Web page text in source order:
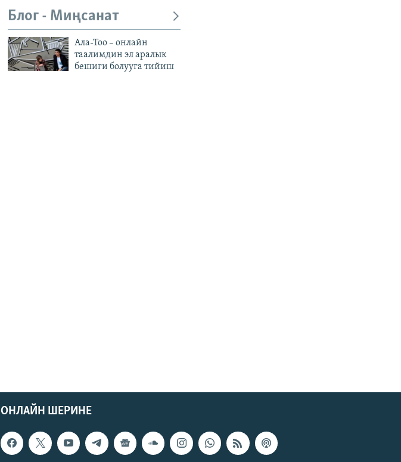
Блог - Миңсанат
Ала-Тоо – онлайн
таалимдин эл аралык
бешиги болууга тийиш
ОНЛАЙН ШЕРИНЕ